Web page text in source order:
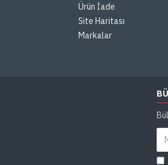
Ürün İade
Site Haritası
Markalar